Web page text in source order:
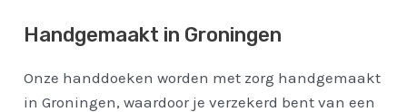
Handgemaakt in Groningen
Onze handdoeken worden met zorg handgemaakt
in Groningen, waardoor je verzekerd bent van een